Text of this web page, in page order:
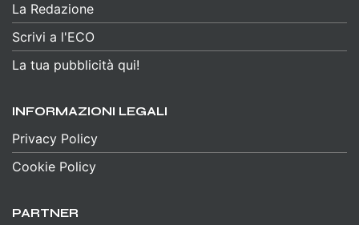
La Redazione
Scrivi a l'ECO
La tua pubblicità qui!
INFORMAZIONI LEGALI
Privacy Policy
Cookie Policy
PARTNER